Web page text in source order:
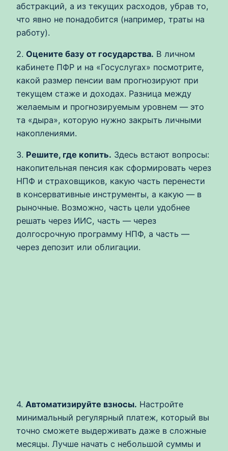
абстракций, а из текущих расходов, убрав то,
что явно не понадобится (например, траты на
работу).
2. Оцените базу от государства. В личном
кабинете ПФР и на «Госуслугах» посмотрите,
какой размер пенсии вам прогнозируют при
текущем стаже и доходах. Разница между
желаемым и прогнозируемым уровнем — это
та «дыра», которую нужно закрыть личными
накоплениями.
3. Решите, где копить. Здесь встают вопросы:
накопительная пенсия как сформировать через
НПФ и страховщиков, какую часть перенести
в консервативные инструменты, а какую — в
рыночные. Возможно, часть цели удобнее
решать через ИИС, часть — через
долгосрочную программу НПФ, а часть —
через депозит или облигации.
4. Автоматизируйте взносы. Настройте
минимальный регулярный платеж, который вы
точно сможете выдерживать даже в сложные
месяцы. Лучше начать с небольшой суммы и